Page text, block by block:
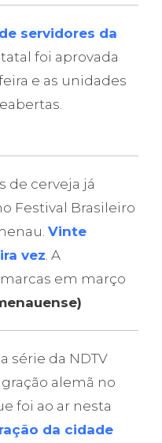
servidores da
foi aprovada
e as unidades
de cerveja já
Festival Brasileiro
Vinte
vez. A
em março
série da NDTV
alemã no
foi ao ar nesta
da cidade